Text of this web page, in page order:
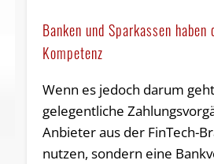
Banken und Sparkassen haben
Kompetenz
Wenn es jedoch darum
gelegentliche
Anbieter aus der FinTech-
nutzen, sondern eine